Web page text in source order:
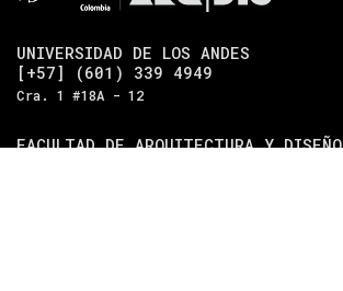
UNIVERSIDAD DE LOS ANDES
[+57] (601) 339 4949
Cra. 1 #18A - 12
FACULTAD DE ARQUITECTURA Y DISEÑO